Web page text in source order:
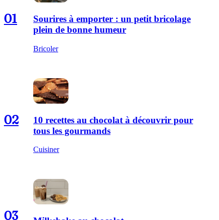
01
Sourires à emporter : un petit bricolage
plein de bonne humeur
Bricoler
02
10 recettes au chocolat à découvrir pour
tous les gourmands
Cuisiner
03